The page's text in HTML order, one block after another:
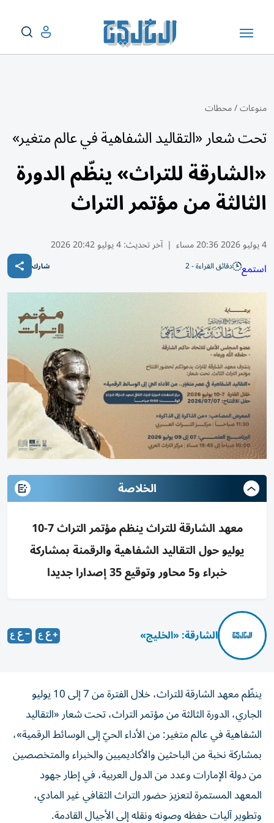
منوعات/محطات
تحت شعار «التقاليد الشفاهية في عالم متغير»
«الشارقة للتراث» ينظّم الدورة
الثالثة من مؤتمر التراث
4 يوليو 2026 20:36 مساء | آخر تحديث:4 يوليو 20:42 2026
استمع دقائق القراءة - 2 شارك
الخلاصة
معهد الشارقة للتراث ينظم مؤتمر التراث 7-10
يوليو حول التقاليد الشفاهية والرقمنة بمشاركة
خبراء و5 محاور وتوقيع 35 إصدارا جديدا
الشارقة: «الخليج»
ينظّم معهد الشارقة للتراث، خلال الفترة من 7 إلى 10 يوليو
الجاري، الدورة الثالثة من مؤتمر التراث، تحت شعار «التقاليد
الشفاهية في عالم متغير: من الأداء الحيّ إلى الوسائط الرقمية»،
بمشاركة نخبة من الباحثين والأكاديميين والخبراء والمتخصصين
من دولة الإمارات وعدد من الدول العربية، في إطار جهود
المعهد المستمرة لتعزيز حضور التراث الثقافي غير المادي،
وتطوير آليات حفظه وصونه ونقله إلى الأجيال القادمة.